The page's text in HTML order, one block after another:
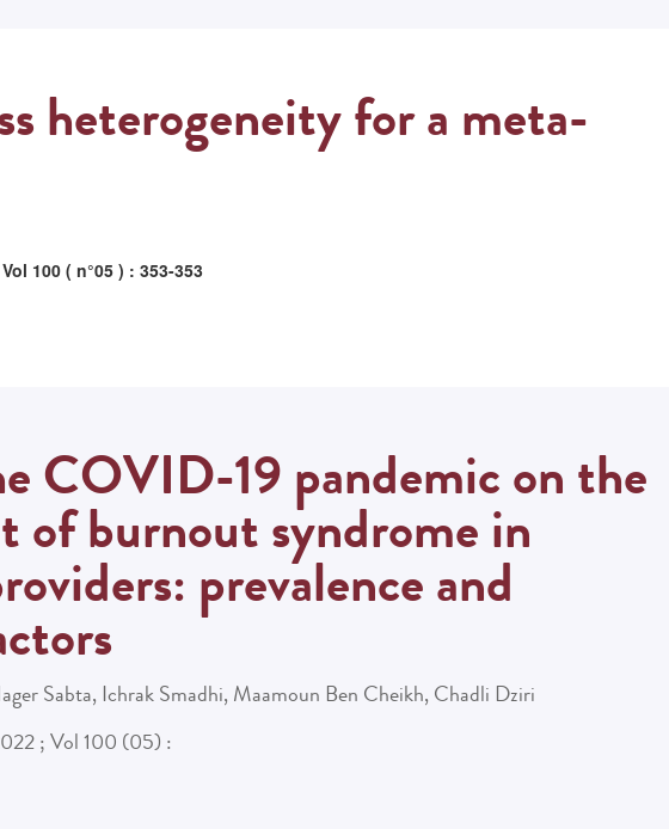
heterogeneity for a meta-
100 ( n°05 ) : 353-353
COVID-19 pandemic on the
of burnout syndrome in
prevalence and
Sabta, Ichrak Smadhi, Maamoun Ben Cheikh, Chadli Dziri
; Vol 100 (05) :